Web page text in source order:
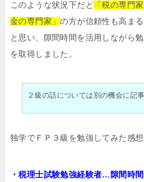
このような状況下だと
「税の専門
金の専門家」の方が信頼性も高ま
と思い、隙間時間を活用しながら
を取得しました。
２級の話については別の機会に記
独学でＦＰ３級を勉強してみた感
・税理士試験勉強経験者…隙間時